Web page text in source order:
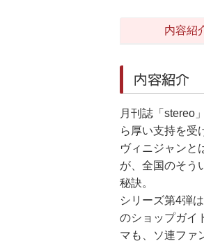
内容紹
内容紹介
月刊誌「stereo
ら厚い支持を受
ヴィニジャンと
が、全国のそう
秘訣。
シリーズ第4弾
のショップガイ
マも、ソ連ファ